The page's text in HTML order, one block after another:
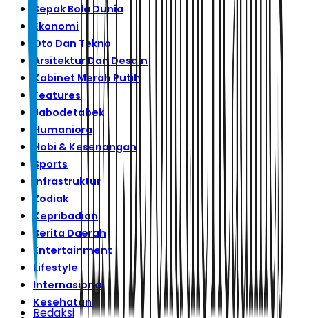
Sepak Bola Dunia
Ekonomi
Oto Dan Tekno
Arsitektur Dan Desain
Kabinet Merah Putih
Features
Jabodetabek
Humaniora
Hobi & Kesenangan
Sports
Infrastruktur
Zodiak
Kepribadian
Berita Daerah
Entertainment
Lifestyle
Internasional
Kesehatan
Redaksi